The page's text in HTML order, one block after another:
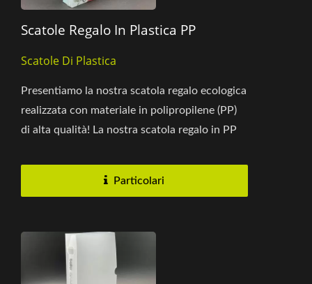
Scatole Regalo In Plastica PP
Scatole Di Plastica
Presentiamo la nostra scatola regalo ecologica
realizzata con materiale in polipropilene (PP)
di alta qualità! La nostra scatola regalo in PP
Particolari